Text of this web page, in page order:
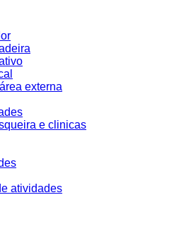
externa
e clinicas
atividades